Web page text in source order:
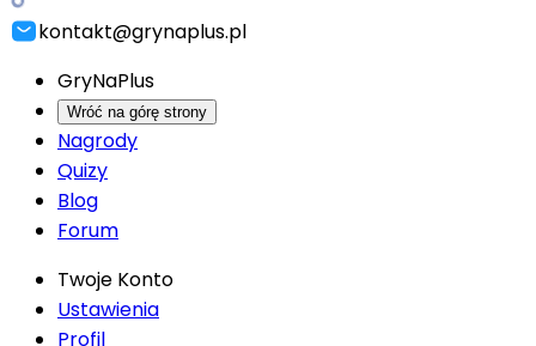
kontakt@grynaplus.pl
GryNaPlus
Wróć na górę strony
Nagrody
Quizy
Blog
Forum
Twoje Konto
Ustawienia
Profil